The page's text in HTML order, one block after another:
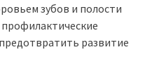
зубов и полости
профилактические
развитие